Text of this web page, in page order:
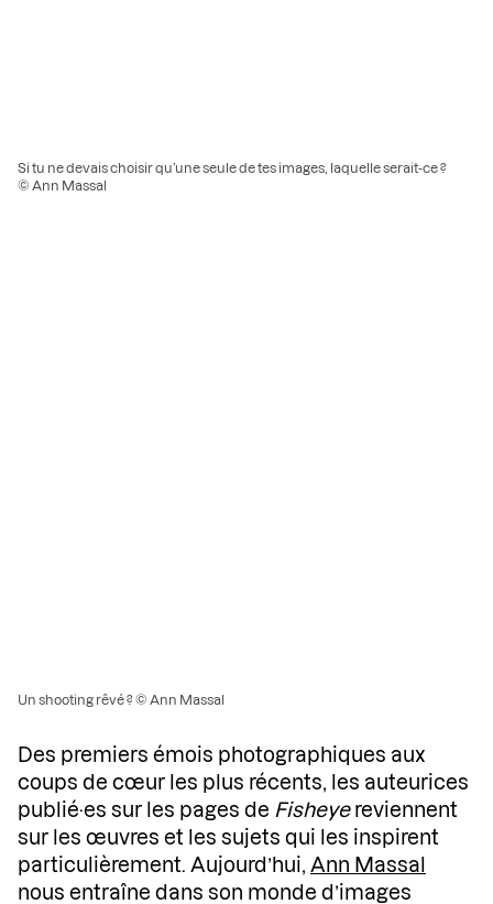
Si tu ne devais choisir qu’une seule de tes images, laquelle serait-ce ?
© Ann Massal
Un shooting rêvé ? © Ann Massal
Des premiers émois photographiques aux
coups de cœur les plus récents, les auteurices
publié·es sur les pages de Fisheyereviennent
sur les œuvres et les sujets qui les inspirent
particulièrement. Aujourd’hui, Ann Massal
nous entraîne dans son monde d’images